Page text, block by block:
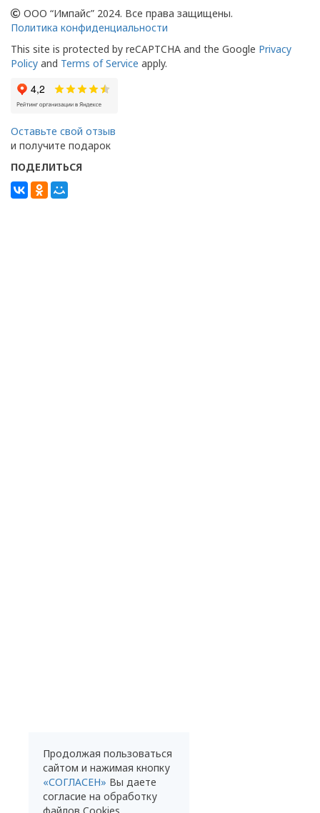
ООО “Импайс” 2024. Все права защищены.
Политика конфиденциальности
This site is protected by reCAPTCHA and the Google Privacy
Policy and Terms of Service apply.
Оставьте свой отзыв
и получите подарок
ПОДЕЛИТЬСЯ
Продолжая пользоваться
сайтом и нажимая кнопку
«СОГЛАСЕН» Вы даете
согласие на обработку